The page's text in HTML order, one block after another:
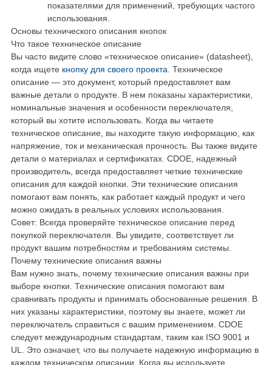
показателями для применений, требующих частого
использования.
Основы технического описания кнопок
Что такое техническое описание
Вы часто видите слово «техническое описание» (datasheet),
когда ищете кнопку для своего проекта . Техническое
описание — это документ, который предоставляет вам
важные детали о продукте. В нем показаны характеристики,
номинальные значения и особенности переключателя,
который вы хотите использовать. Когда вы читаете
техническое описание, вы находите такую информацию, как
напряжение, ток и механическая прочность. Вы также видите
детали о материалах и сертификатах. CDOE, надежный
производитель, всегда предоставляет четкие технические
описания для каждой кнопки. Эти технические описания
помогают вам понять, как работает каждый продукт и чего
можно ожидать в реальных условиях использования.
Совет: Всегда проверяйте техническое описание перед
покупкой переключателя. Вы увидите, соответствует ли
продукт вашим потребностям и требованиям системы.
Почему технические описания важны
Вам нужно знать, почему технические описания важны при
выборе кнопки. Технические описания помогают вам
сравнивать продукты и принимать обоснованные решения. В
них указаны характеристики, поэтому вы знаете, может ли
переключатель справиться с вашим применением. CDOE
следует международным стандартам, таким как ISO 9001 и
UL. Это означает, что вы получаете надежную информацию в
каждом техническом описании. Когда вы используете